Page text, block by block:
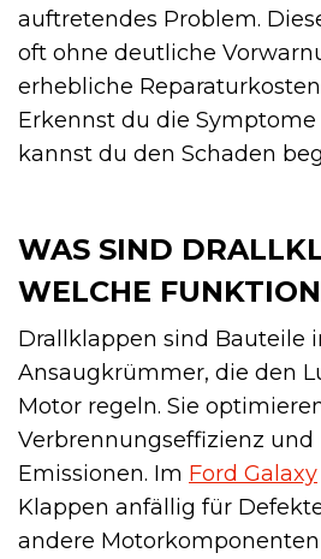
auftretendes Problem.
oft ohne deutliche
erhebliche
Erkennst du die
kannst du den Schaden
WAS SIND
WELCHE
Drallklappen sind Bauteile
Ansaugkrümmer, die den
Motor regeln. Sie
Verbrennungseffizienz und
Emissionen. Im Ford Galaxy
Klappen anfällig für
andere